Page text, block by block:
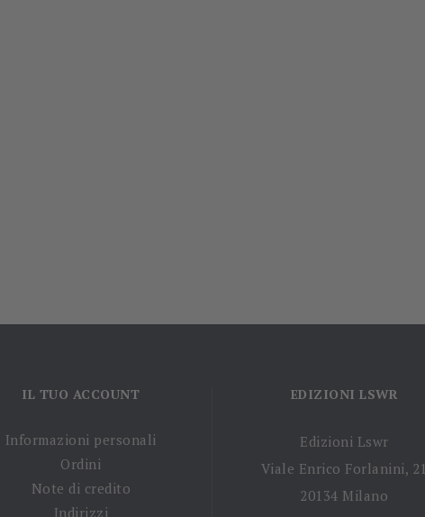
IL TUO ACCOUNT
Informazioni personali
Ordini
Note di credito
Indirizzi
EDIZIONI LSWR
Edizioni Lswr
Viale Enrico Forlanini, 21
20134 Milano